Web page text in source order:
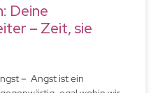
Deine
– Zeit, sie
– Angst ist ein